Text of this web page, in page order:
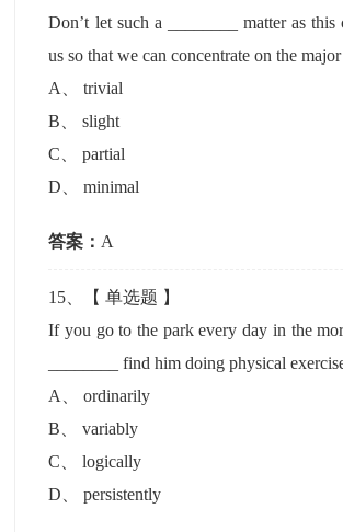
Don’t let such a ________ matter as this
us so that we can concentrate on the major
A
、trivial
B 、slight
C 、partial
D 、minimal
答案： A
15 、【单选题 】
If you go to the park every day in the
________ find him doing physical
A
、ordinarily
B 、variably
C 、logically
D 、persistently